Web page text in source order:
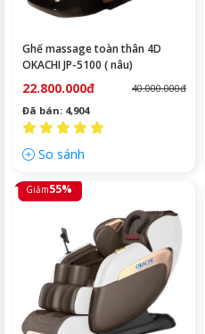
Ghế massage toàn thân 4D
OKACHI JP-5100 ( nâu)
22.800.000đ
40.000.000đ
Đã bán: 4,904
So sánh
Giảm55%